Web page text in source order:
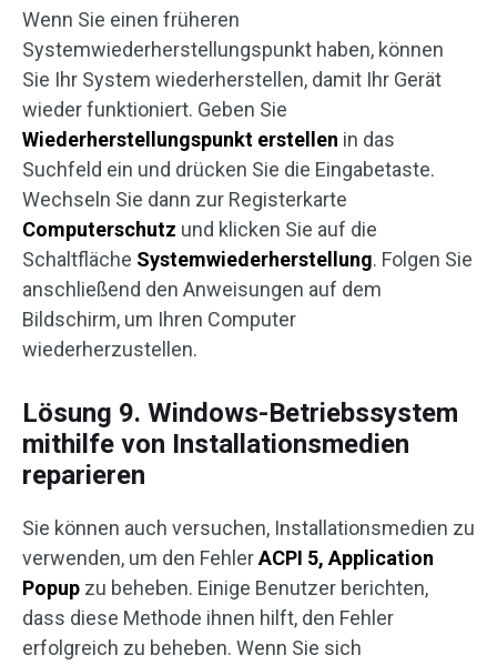
Wenn Sie einen früheren
Systemwiederherstellungspunkt haben, können
Sie Ihr System wiederherstellen, damit Ihr Gerät
wieder funktioniert. Geben Sie
Wiederherstellungspunkt erstellen in das
Suchfeld ein und drücken Sie die Eingabetaste.
Wechseln Sie dann zur Registerkarte
Computerschutz und klicken Sie auf die
Schaltfläche Systemwiederherstellung. Folgen Sie
anschließend den Anweisungen auf dem
Bildschirm, um Ihren Computer
wiederherzustellen.
Lösung 9. Windows-Betriebssystem
mithilfe von Installationsmedien
reparieren
Sie können auch versuchen, Installationsmedien zu
verwenden, um den FehlerACPI 5, Application
Popup zu beheben. Einige Benutzer berichten,
dass diese Methode ihnen hilft, den Fehler
erfolgreich zu beheben. Wenn Sie sich